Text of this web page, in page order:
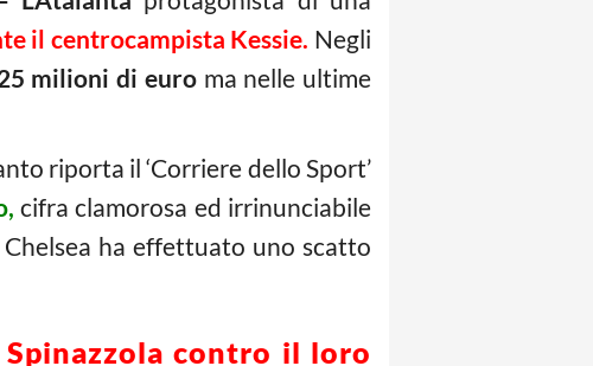
il centrocampista Kessie. Negli
milioni di euroma nelle ultime
riporta il ‘Corriere dello Sport’
cifra clamorosa ed irrinunciabile
ha effettuato uno scatto
contro il loro